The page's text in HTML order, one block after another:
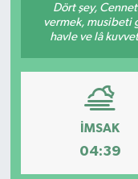
Dört şey,
vermek, musibeti
havle ve lâ
İMSAK
04:39
Resmi Reklam
Röportajlar